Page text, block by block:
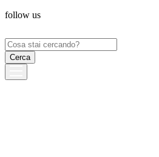
follow us
Ricerca
per: